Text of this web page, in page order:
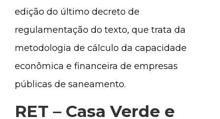
edição do último decreto de
regulamentação do texto, que trata da
metodologia de cálculo da capacidade
econômica e financeira de empresas
públicas de saneamento.
RET – Casa Verde e